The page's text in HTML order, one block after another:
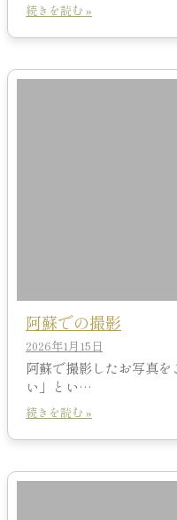
続きを読む »
阿蘇での撮影
2026年1月15日
阿蘇で撮影したお写真
い」とい…
続きを読む »